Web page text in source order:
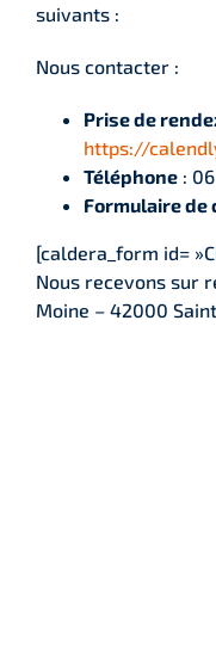
suivants :
Nous contacter :
Prise de
https://
Téléphone :
Formulaire de
[caldera_form id=
Nous recevons sur
Moine – 42000